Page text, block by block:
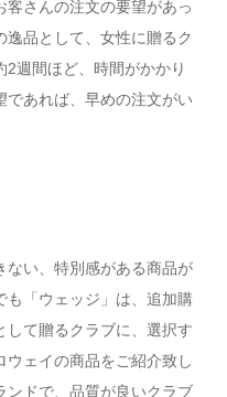
さんの注文の要望があっ
品として、女性に贈るク
週間ほど、時間がかかり
であれば、早めの注文がい
ない、特別感がある商品が
も「ウェッジ」は、追加購
して贈るクラブに、選択す
ウェイの商品をご紹介致し
ンドで、品質が良いクラブ